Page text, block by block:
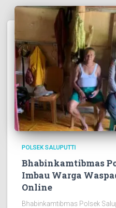
POLSEK SALUPUTTI
Bhabinkamtibmas
Imbau Warga
Online
Bhabinkamtibmas Polsek